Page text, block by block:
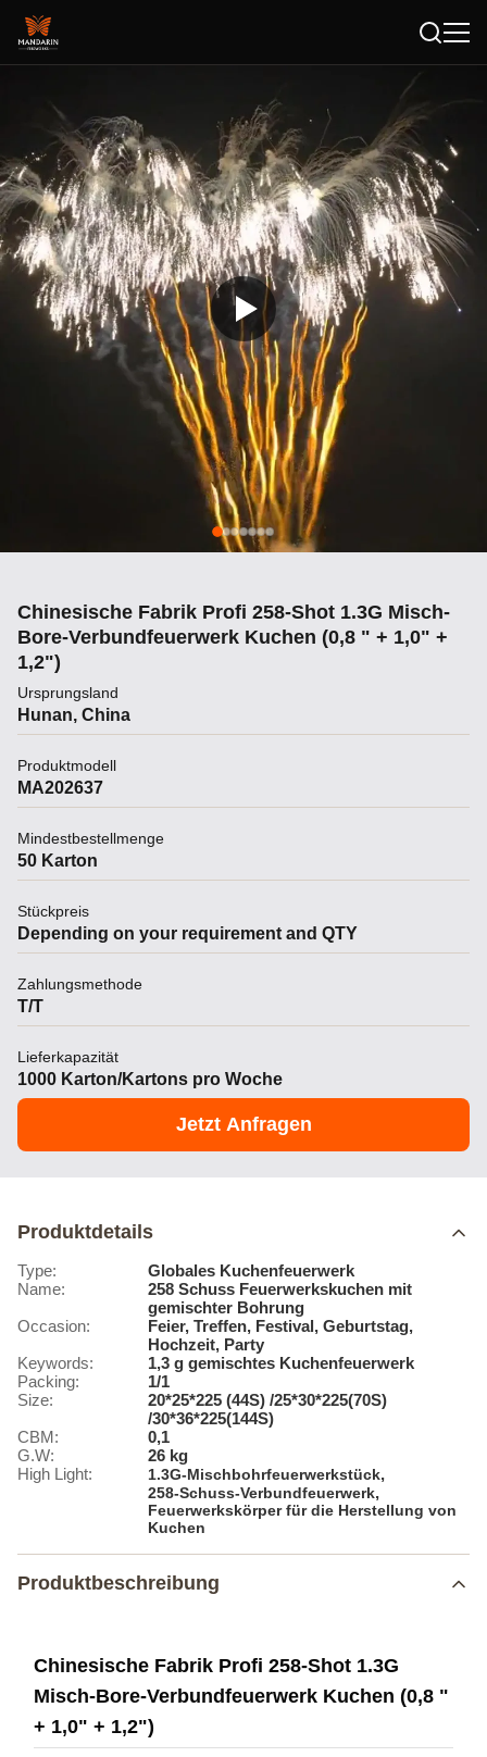
Chinesische Fabrik Profi 258-Shot 1.3G Misch-
Bore-Verbundfeuerwerk Kuchen (0,8 " + 1,0" +
1,2")
Ursprungsland
Hunan, China
Produktmodell
MA202637
Mindestbestellmenge
50 Karton
Stückpreis
Depending on your requirement and QTY
Zahlungsmethode
T/T
Lieferkapazität
1000 Karton/Kartons pro Woche
Jetzt Anfragen
Produktdetails
Type:
Globales Kuchenfeuerwerk
Name:
258 Schuss Feuerwerkskuchen mit
gemischter Bohrung
Occasion:
Feier, Treffen, Festival, Geburtstag,
Hochzeit, Party
Keywords:
1,3 g gemischtes Kuchenfeuerwerk
Packing:
1/1
Size:
20*25*225 (44S) /25*30*225(70S)
/30*36*225(144S)
CBM:
0,1
G.W:
26 kg
High Light:
1.3G-Mischbohrfeuerwerkstück,
258-Schuss-Verbundfeuerwerk,
Feuerwerkskörper für die Herstellung von
Kuchen
Produktbeschreibung
Chinesische Fabrik Profi 258-Shot 1.3G
Misch-Bore-Verbundfeuerwerk Kuchen (0,8 "
+ 1,0" + 1,2")